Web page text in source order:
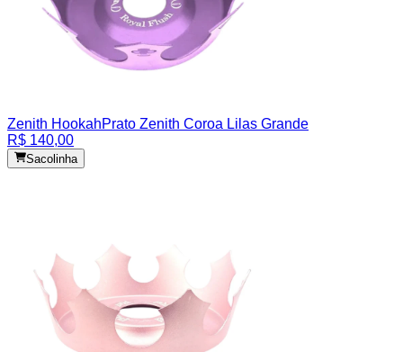
Zenith HookahPrato Zenith Coroa Lilas Grande
R$ 140,00
Sacolinha